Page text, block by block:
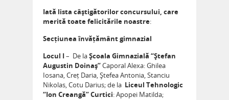
Iată lista câștigătorilor concursului, care
merită toate felicitările noastre:
Secțiunea învățământ gimnazial
Locul I– De laȘcoala Gimnazială “Ștefan
Augustin Doinaș”Caporal Alexa: Ghilea
Iosana, Creț Daria, Ștefea Antonia, Stanciu
Nikolas, Cotu Darius; de la Liceul Tehnologic
“Ion Creangă” Curtici: Apopei Matilda;